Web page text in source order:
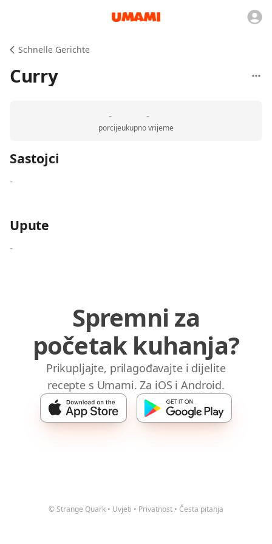
Schnelle Gerichte
Curry
-
porcije
-
ukupno vrijeme
Sastojci
-
Upute
-
Spremni za
početak kuhanja?
Prikupljajte, prilagođavajte i dijelite
recepte s Umami. Za iOS i Android.
© Strange Quark • Uvjeti • Privatnost • Česta pitanja